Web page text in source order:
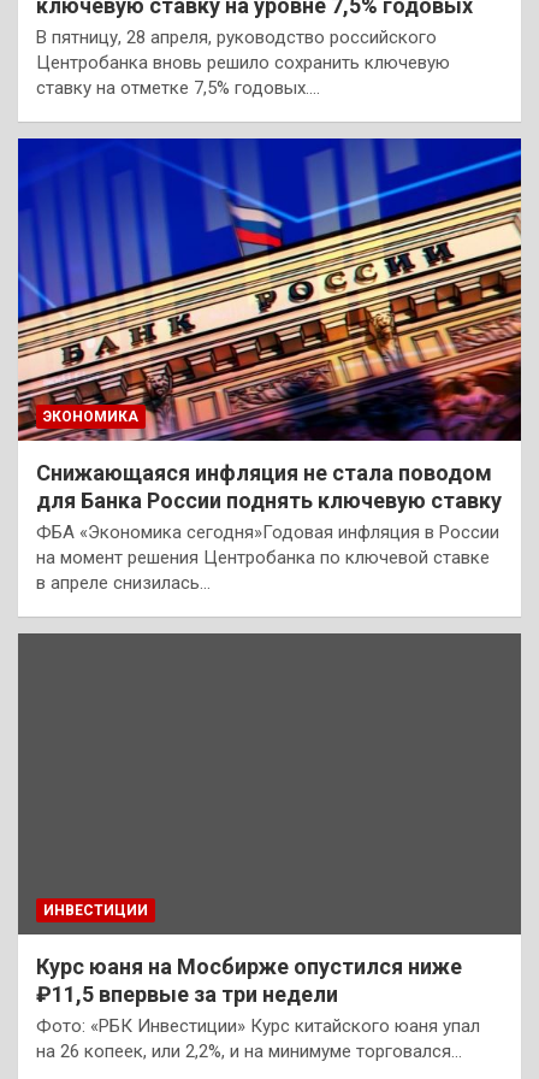
ключевую ставку на уровне 7,5% годовых
В пятницу, 28 апреля, руководство российского
Центробанка вновь решило сохранить ключевую
ставку на отметке 7,5% годовых.…
ЭКОНОМИКА
Снижающаяся инфляция не стала поводом
для Банка России поднять ключевую ставку
ФБА «Экономика сегодня»Годовая инфляция в России
на момент решения Центробанка по ключевой ставке
в апреле снизилась…
ИНВЕСТИЦИИ
Курс юаня на Мосбирже опустился ниже
₽11,5 впервые за три недели
Фото: «РБК Инвестиции» Курс китайского юаня упал
на 26 копеек, или 2,2%, и на минимуме торговался…